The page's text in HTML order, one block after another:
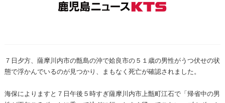
７日夕方、薩摩川内市の甑島の沖で姶良市の５１歳の男性がうつ伏せの状
態で浮かんでいるのが見つかり、まもなく死亡が確認されました。
海保によりますと７日午後５時すぎ薩摩川内市上甑町江石で「帰省中の男